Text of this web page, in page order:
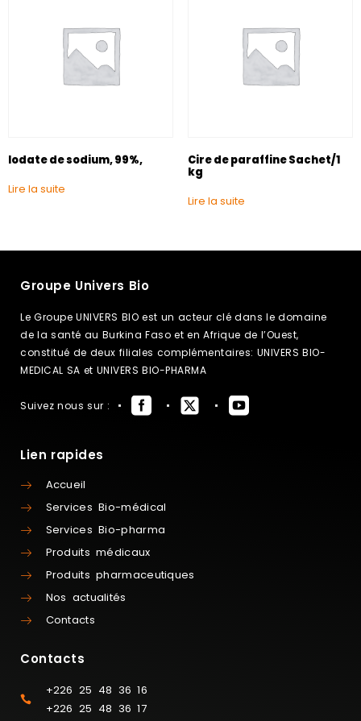
Iodate de sodium, 99%,
Lire la suite
Cire de paraffine Sachet/1
kg
Lire la suite
Groupe Univers Bio
Le Groupe UNIVERS BIO est un acteur clé dans le domaine
de la santé au Burkina Faso et en Afrique de l’Ouest,
constitué de deux filiales complémentaires: UNIVERS BIO-
MEDICAL SA et UNIVERS BIO-PHARMA
Suivez nous sur :
Lien rapides
Accueil
Services Bio-médical
Services Bio-pharma
Produits médicaux
Produits pharmaceutiques
Nos actualités
Contacts
Contacts
+226 25 48 36 16
+226 25 48 36 17